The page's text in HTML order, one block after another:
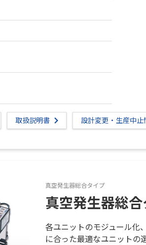
取扱説明書 設計変更・生産中止
真空発生器総合タイプ
真空発生器総
各ユニットのモジュール化
に合った最適なユニットの